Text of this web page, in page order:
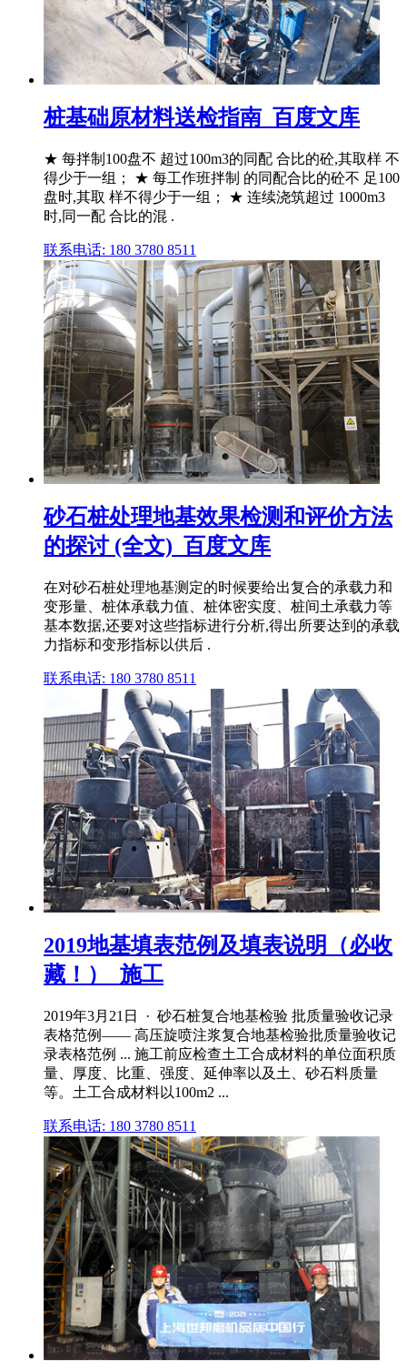
桩基础原材料送检指南_百度文库
★ 每拌制100盘不 超过100m3的同配 合比的砼,其取样 不
得少于一组； ★ 每工作班拌制 的同配合比的砼不 足100
盘时,其取 样不得少于一组； ★ 连续浇筑超过 1000m3
时,同一配 合比的混 .
联系电话: 180 3780 8511
砂石桩处理地基效果检测和评价方法
的探讨 (全文)_百度文库
在对砂石桩处理地基测定的时候要给出复合的承载力和
变形量、桩体承载力值、桩体密实度、桩间土承载力等
基本数据,还要对这些指标进行分析,得出所要达到的承载
力指标和变形指标以供后 .
联系电话: 180 3780 8511
2019地基填表范例及填表说明（必收
藏！）_施工
2019年3月21日 · 砂石桩复合地基检验 批质量验收记录
表格范例—— 高压旋喷注浆复合地基检验批质量验收记
录表格范例 ... 施工前应检查土工合成材料的单位面积质
量、厚度、比重、强度、延伸率以及土、砂石料质量
等。土工合成材料以100m2 ...
联系电话: 180 3780 8511